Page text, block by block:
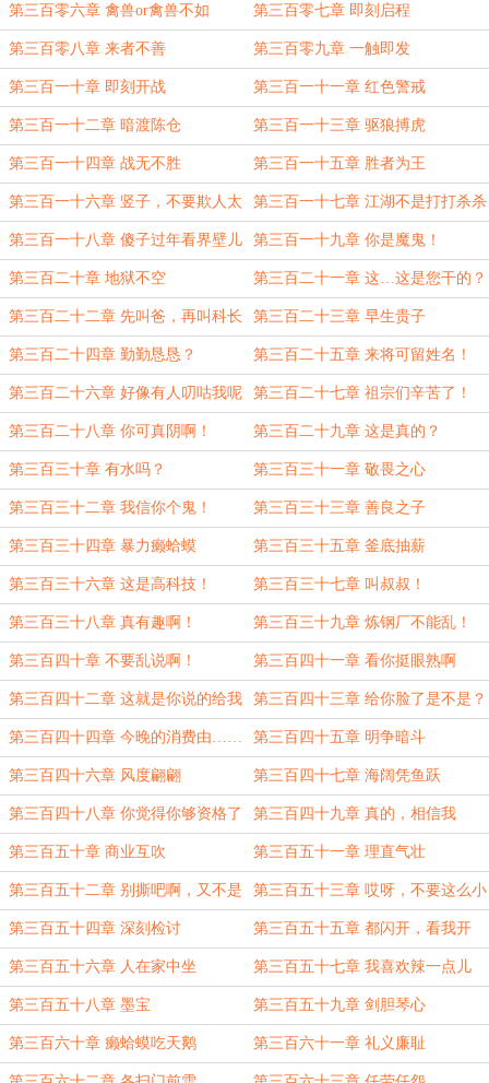
第三百零六章 禽兽or禽兽不如 第三百零七章 即刻启程
第三百零八章 来者不善 第三百零九章 一触即发
第三百一十章 即刻开战 第三百一十一章 红色警戒
第三百一十二章 暗渡陈仓 第三百一十三章 驱狼搏虎
第三百一十四章 战无不胜 第三百一十五章 胜者为王
第三百一十六章 竖子，不要欺人太
甚！！！
第三百一十七章 江湖不是打打杀杀
第三百一十八章 傻子过年看界壁儿 第三百一十九章 你是魔鬼！
第三百二十章 地狱不空 第三百二十一章 这…这是您干的？
第三百二十二章 先叫爸，再叫科长 第三百二十三章 早生贵子
第三百二十四章 勤勤恳恳？ 第三百二十五章 来将可留姓名！
第三百二十六章 好像有人叨咕我呢 第三百二十七章 祖宗们辛苦了！
第三百二十八章 你可真阴啊！ 第三百二十九章 这是真的？
第三百三十章 有水吗？ 第三百三十一章 敬畏之心
第三百三十二章 我信你个鬼！ 第三百三十三章 善良之子
第三百三十四章 暴力癞蛤蟆 第三百三十五章 釜底抽薪
第三百三十六章 这是高科技！ 第三百三十七章 叫叔叔！
第三百三十八章 真有趣啊！ 第三百三十九章 炼钢厂不能乱！
第三百四十章 不要乱说啊！ 第三百四十一章 看你挺眼熟啊
第三百四十二章 这就是你说的给我
的交代？
第三百四十三章 给你脸了是不是？
第三百四十四章 今晚的消费由…… 第三百四十五章 明争暗斗
第三百四十六章 风度翩翩 第三百四十七章 海阔凭鱼跃
第三百四十八章 你觉得你够资格了
吗？
第三百四十九章 真的，相信我
第三百五十章 商业互吹 第三百五十一章 理直气壮
第三百五十二章 别撕吧啊，又不是
给你的
第三百五十三章 哎呀，不要这么小
气嘛
第三百五十四章 深刻检讨 第三百五十五章 都闪开，看我开
始……
第三百五十六章 人在家中坐 第三百五十七章 我喜欢辣一点儿
第三百五十八章 墨宝 第三百五十九章 剑胆琴心
第三百六十章 癞蛤蟆吃天鹅 第三百六十一章 礼义廉耻